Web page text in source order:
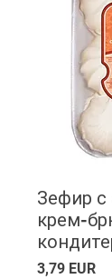
Зефир с
крем-
3,79 EUR